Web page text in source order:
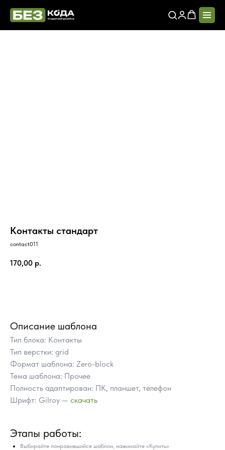
Контакты стандарт
contact011
170,00 р.
Описание шаблона
Тип блока: Контакты
Тип верстки: grid
Формат шаблона: Zero-block
Тема шаблона: Прочее
Полность адаптирован: ПК, планшет, телефон
Шрифт: Gilroy — скачать
Этапы работы:
Выбирайте понравившийся шаблон, нажимайте «Купить»
ГОТОВЫЕ БЛОКИ TILDA
ВМЕСТО ЗАКАЗА